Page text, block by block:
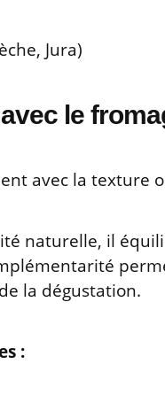
Jura)
le
avec la texture
naturelle, il
la dégustation.
: